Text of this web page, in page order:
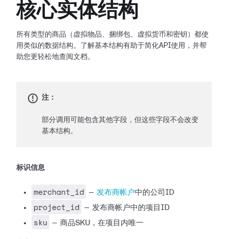
核心实体结构
所有类型的商品（虚拟物品、捆绑包、虚拟货币和密钥）都使
用类似的数据结构。了解基本结构有助于简化API使用，并帮
助您更轻松地查阅文档。
注：
部分调用可能包含其他字段，但这些字段不会改变
基本结构。
标识信息
merchant_id — 发布商帐户中的公司ID
project_id — 发布商帐户中的项目ID
sku — 商品SKU，在项目内唯一